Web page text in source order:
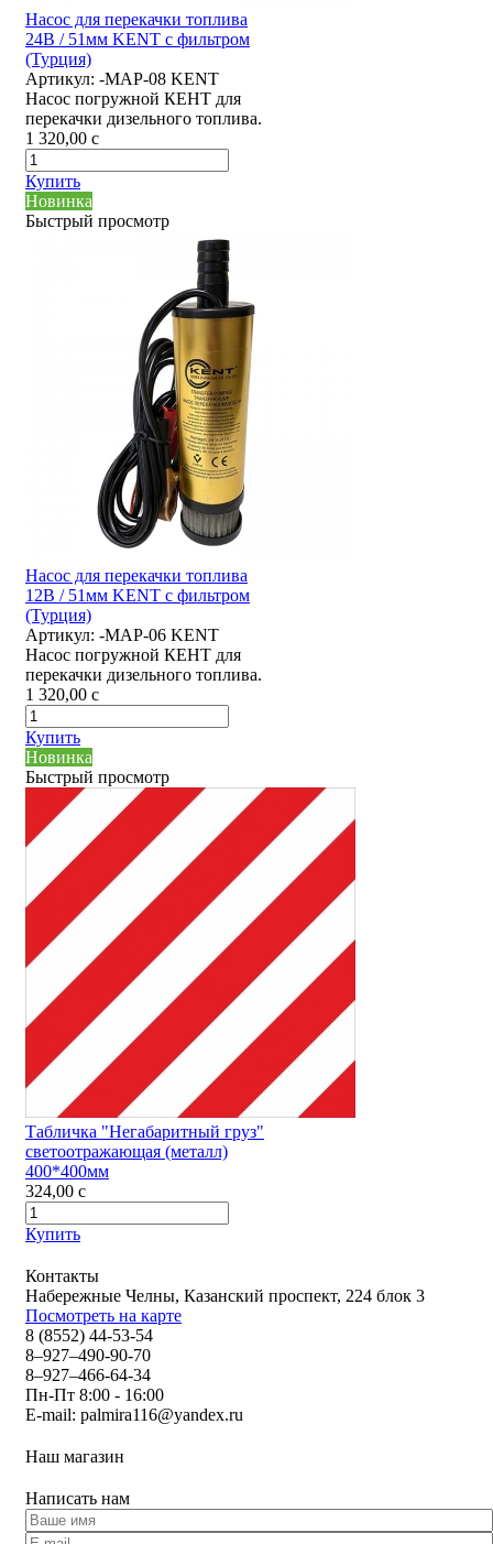
Насос для перекачки топлива
24В / 51мм KENT с фильтром
(Турция)
Артикул: -MAP-08 KENT
Насос погружной КЕНТ для
перекачки дизельного топлива.
1 320,00 c
Купить
Новинка
Быстрый просмотр
Насос для перекачки топлива
12В / 51мм KENT с фильтром
(Турция)
Артикул: -MAP-06 KENT
Насос погружной КЕНТ для
перекачки дизельного топлива.
1 320,00 c
Купить
Новинка
Быстрый просмотр
Табличка "Негабаритный груз"
светоотражающая (металл)
400*400мм
324,00 c
Купить
Контакты
Набережные Челны, Казанский проспект, 224 блок 3
Посмотреть на карте
8 (8552) 44-53-54
8–927–490-90-70
8–927–466-64-34
Пн-Пт 8:00 - 16:00
E-mail: palmira116@yandex.ru
Наш магазин
Написать нам